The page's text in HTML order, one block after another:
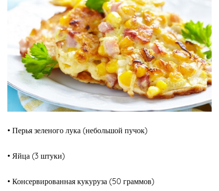
• Перья зеленого лука (небольшой пучок)
• Яйца (3 штуки)
• Консервированная кукуруза (50 граммов)